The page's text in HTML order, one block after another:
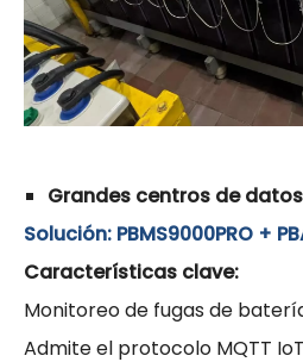
Grandes centros de datos
Solución: PBMS9000PRO +
Características clave:
Monitoreo de fugas de
Admite el protocolo MQTT IoT